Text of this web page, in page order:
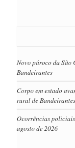
Novo pároco da São
Bandeirantes
Corpo em estado
rural de Bandeirantes
Ocorrências
agosto de 2026